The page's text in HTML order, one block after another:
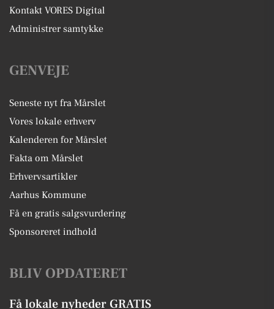
Kontakt VORES Digital
Administrer samtykke
GENVEJE
Seneste nyt fra Mårslet
Vores lokale erhverv
Kalenderen for Mårslet
Fakta om Mårslet
Erhvervsartikler
Aarhus Kommune
Få en gratis salgsvurdering
Sponsoreret indhold
BLIV OPDATERET
Få lokale nyheder GRATIS